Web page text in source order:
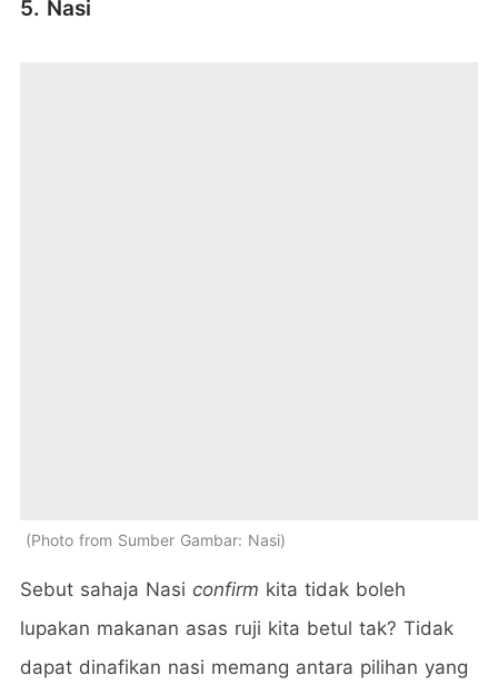
5. Nasi
Photo from Sumber Gambar: Nasi
Sebut sahaja Nasi confirm kita tidak boleh
lupakan makanan asas ruji kita betul tak? Tidak
dapat dinafikan nasi memang antara pilihan yang